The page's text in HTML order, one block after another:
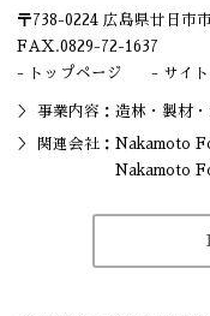
〒738-0224 広島県廿日
FAX.0829-72-1637
トップページ
サイ
事業内容：造林・製材
関連会社： Nakamoto
Nakamoto